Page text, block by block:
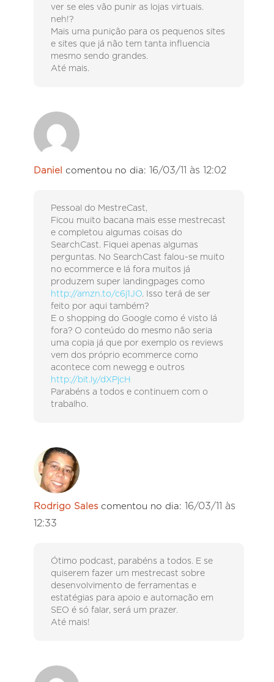
ver se eles vão punir as lojas virtuais.
neh!?
Mais uma punição para os pequenos sites
e sites que já não tem tanta influencia
mesmo sendo grandes.
Até mais.
Daniel comentou no dia: 16/03/11 às 12:02
Pessoal do MestreCast,
Ficou muito bacana mais esse mestrecast
e completou algumas coisas do
SearchCast. Fiquei apenas algumas
perguntas. No SearchCast falou-se muito
no ecommerce e lá fora muitos já
produzem super landingpages como
http://amzn.to/c6j1JO. Isso terá de ser
feito por aqui também?
E o shopping do Google como é visto lá
fora? O conteúdo do mesmo não seria
uma copia já que por exemplo os reviews
vem dos próprio ecommerce como
acontece com newegg e outros
http://bit.ly/dXPjcH
Parabéns a todos e continuem com o
trabalho.
Rodrigo Sales comentou no dia: 16/03/11 às
12:33
Ótimo podcast, parabéns a todos. E se
quiserem fazer um mestrecast sobre
desenvolvimento de ferramentas e
estatégias para apoio e automação em
SEO é só falar, será um prazer.
Até mais!